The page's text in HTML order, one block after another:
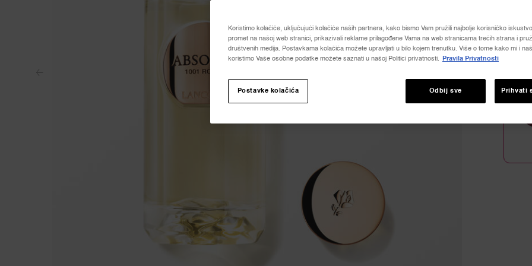
za
−
Količina
Koristimo kolačiće, uključujući kolačiće naših partnera, kako bismo Vam pružili najbolje korisničko
promet na našoj web stranici, prikazivali reklame prilagođene Vama na web stranicama trećih strana i
društvenih medija. Postavkama kolačića možete upravljati u bilo kojem trenutku. Više o tome kako mi i
koristimo Vaše osobne podatke možete saznati u našoj Politici privatnosti.
Pravila Privatnosti
Odbij sve Prihvati
Postavke kolačića